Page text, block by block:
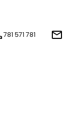
781 571 781